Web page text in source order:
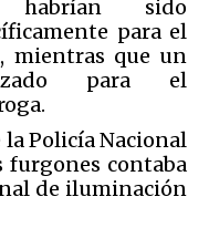
sido
para el
mientras que un
para el
Policía Nacional
furgones contaba
de iluminación